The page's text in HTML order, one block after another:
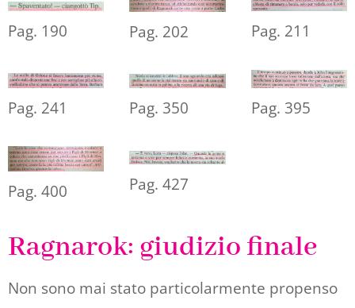
Pag. 190 Pag. 202 Pag. 211
Pag. 241 Pag. 350 Pag. 395
Pag. 400 Pag. 427
Ragnarok: giudizio finale
Non sono mai stato particolarmente propenso